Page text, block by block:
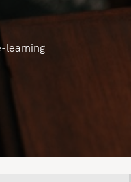
learning